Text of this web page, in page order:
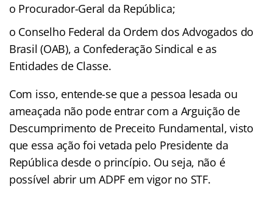
o Procurador-Geral da República;
o Conselho Federal da Ordem dos Advogados do
Brasil (OAB), a Confederação Sindical e as
Entidades de Classe.
Com isso, entende-se que a pessoa lesada ou
ameaçada não pode entrar com a Arguição de
Descumprimento de Preceito Fundamental, visto
que essa ação foi vetada pelo Presidente da
República desde o princípio. Ou seja, não é
possível abrir um ADPF em vigor no STF.